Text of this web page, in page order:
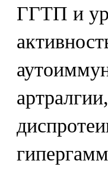
ГГТП и